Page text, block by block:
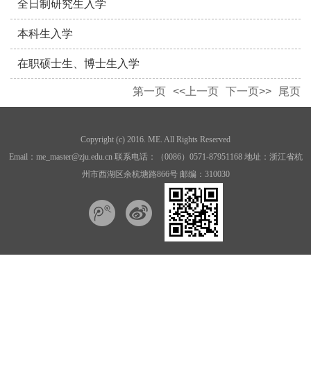
全日制研究生入学
本科生入学
在职硕士生、博士生入学
第一页 <<上一页 下一页>> 尾页
Copyright (c) 2016. ME. All Rights Reserved
Email：me_master@zju.edu.cn 联系电话：（0086）0571-87951168 地址：浙江省杭
州市西湖区余杭塘路866号 邮编：310030